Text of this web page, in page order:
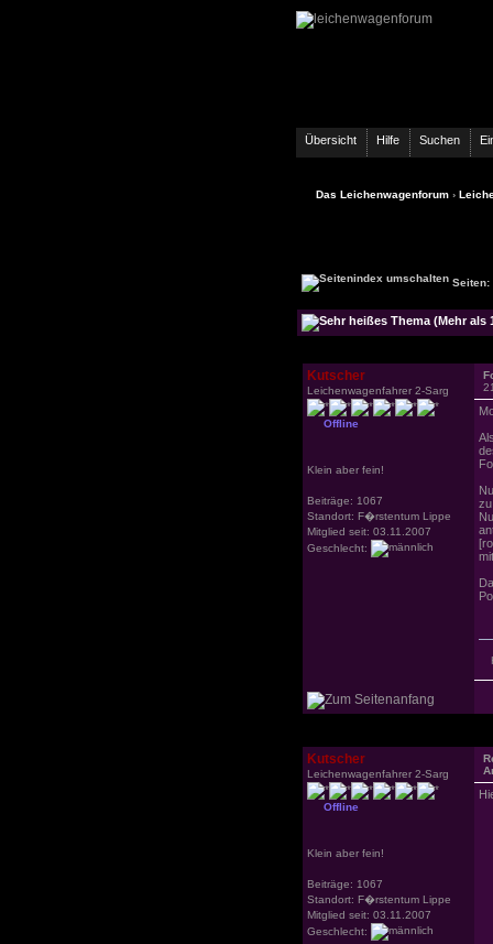
Übersicht Hilfe Suchen
Das Leichenwagenforum›
Seiten:
Kutscher
Leichenwagenfahrer 2-Sarg
Offline
Klein aber fein!
Beiträge: 1067
Standort: F�rstentum Lippe
Mitglied seit: 03.11.2007
Geschlecht:
Kutscher
Leichenwagenfahrer 2-Sarg
Offline
Klein aber fein!
Beiträge: 1067
Standort: F�rstentum Lippe
Mitglied seit: 03.11.2007
Geschlecht: